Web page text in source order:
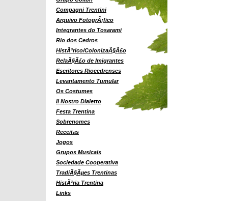
Compagni Trentini
Arquivo FotogrÃ¡fico
Integrantes do Tosarami
Rio dos Cedros
HistÃ³rico/ColonizaÃ§Ã£o
RelaÃ§Ã£o de Imigrantes
Escritores Riocedrenses
Levantamento Tumular
Os Costumes
Il Nostro Dialetto
Festa Trentina
Sobrenomes
Receitas
Jogos
Grupos Musicais
Sociedade Cooperativa
TradiÃ§Ãµes Trentinas
HistÃ³ria Trentina
Links